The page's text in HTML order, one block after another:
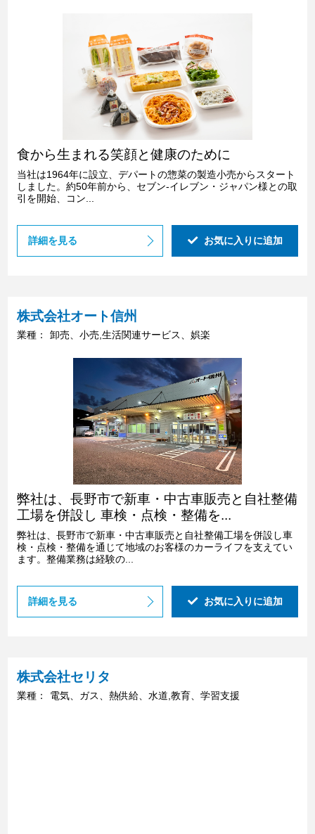
食から生まれる笑顔と健康のために
当社は1964年に設立、デパートの惣菜の製造小売からスタート
しました。約50年前から、セブン-イレブン・ジャパン様との取
引を開始、コン...
詳細を見る お気に入りに追加
株式会社オート信州
業種： 卸売、小売,生活関連サービス、娯楽
弊社は、長野市で新車・中古車販売と自社整備
工場を併設し 車検・点検・整備を...
弊社は、長野市で新車・中古車販売と自社整備工場を併設し車
検・点検・整備を通じて地域のお客様のカーライフを支えてい
ます。整備業務は経験の...
詳細を見る お気に入りに追加
株式会社セリタ
業種： 電気、ガス、熱供給、水道,教育、学習支援